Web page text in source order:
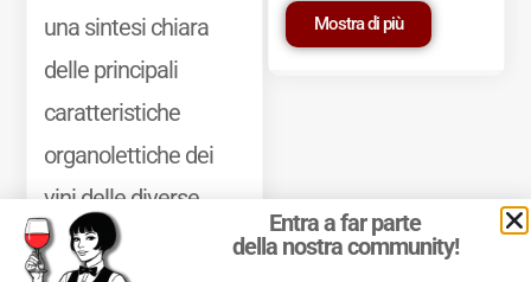
una sintesi chiara
delle principali
caratteristiche
organolettiche dei
vini delle diverse
zone.
Mostra di più
Entra a far parte
della nostra community!